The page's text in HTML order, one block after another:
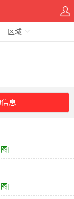
区域
息
[图]
[图]